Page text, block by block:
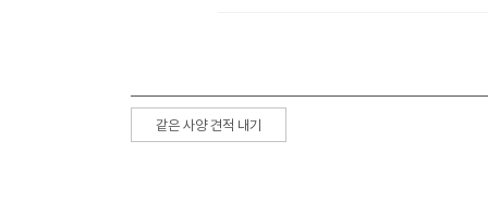
같은 사양 견적 내기